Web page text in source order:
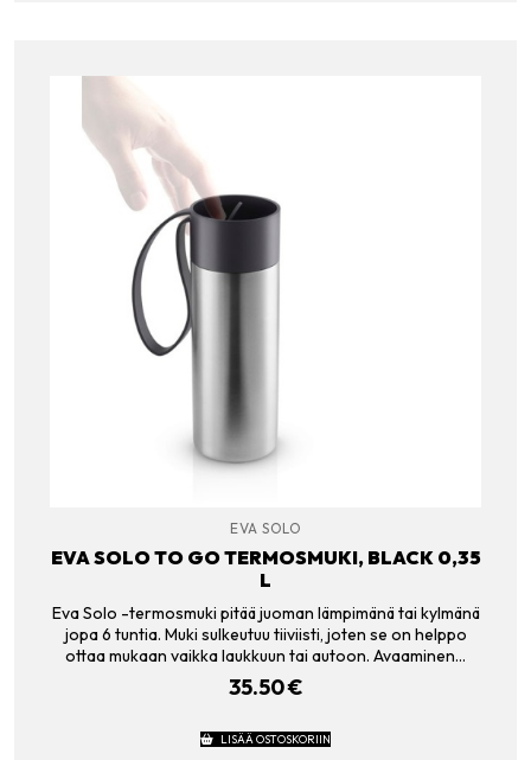
EVA SOLO
EVA SOLO TO GO TERMOSMUKI, BLACK 0,35
L
Eva Solo -termosmuki pitää juoman lämpimänä tai kylmänä
jopa 6 tuntia. Muki sulkeutuu tiiviisti, joten se on helppo
ottaa mukaan vaikka laukkuun tai autoon. Avaaminen…
35.50€
LISÄÄ OSTOSKORIIN